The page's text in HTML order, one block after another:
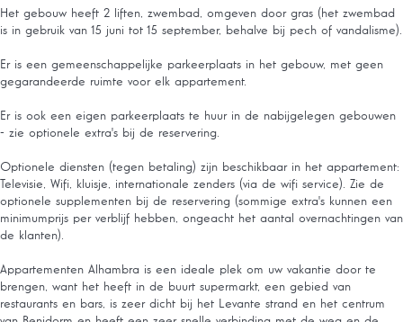
Het gebouw heeft 2 liften, zwembad, omgeven door gras (het zwembad
is in gebruik van 15 juni tot 15 september, behalve bij pech of vandalisme).
Er is een gemeenschappelijke parkeerplaats in het gebouw, met geen
gegarandeerde ruimte voor elk appartement.
Er is ook een eigen parkeerplaats te huur in de nabijgelegen gebouwen
- zie optionele extra's bij de reservering.
Optionele diensten (tegen betaling) zijn beschikbaar in het appartement:
Televisie, Wifi, kluisje, internationale zenders (via de wifi service). Zie de
optionele supplementen bij de reservering (sommige extra's kunnen een
minimumprijs per verblijf hebben, ongeacht het aantal overnachtingen van
de klanten).
Appartementen Alhambra is een ideale plek om uw vakantie door te
brengen, want het heeft in de buurt supermarkt, een gebied van
restaurants en bars, is zeer dicht bij het Levante strand en het centrum